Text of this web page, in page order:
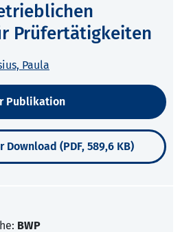
Prüfertätigkeiten
Paula
Publikation
(PDF, 589,6 KB)
BWP